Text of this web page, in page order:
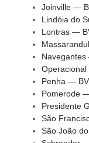
Joinville —
Lindóia do
Lontras —
Operacional
Penha — BV
Pomerode
Presidente
São
São João